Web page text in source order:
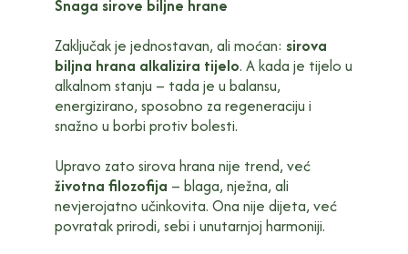
Snaga sirove biljne hrane
Zaključak je jednostavan, ali moćan: sirova
biljna hrana alkalizira tijelo. A kada je tijelo u
alkalnom stanju – tada je u balansu,
energizirano, sposobno za regeneraciju i
snažno u borbi protiv bolesti.
Upravo zato sirova hrana nije trend, već
životna filozofija – blaga, nježna, ali
nevjerojatno učinkovita. Ona nije dijeta, već
povratak prirodi, sebi i unutarnjoj harmoniji.